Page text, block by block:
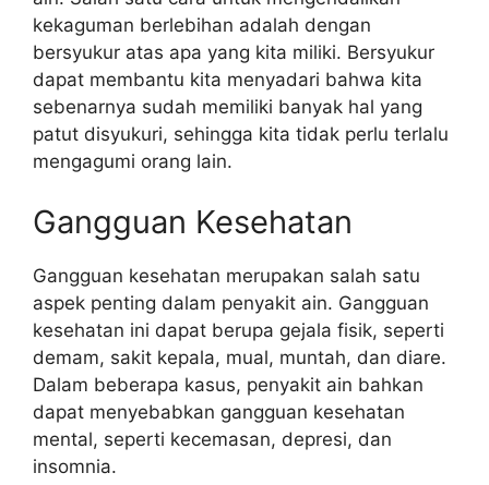
kekaguman berlebihan adalah dengan
bersyukur atas apa yang kita miliki. Bersyukur
dapat membantu kita menyadari bahwa kita
sebenarnya sudah memiliki banyak hal yang
patut disyukuri, sehingga kita tidak perlu terlalu
mengagumi orang lain.
Gangguan Kesehatan
Gangguan kesehatan merupakan salah satu
aspek penting dalam penyakit ain. Gangguan
kesehatan ini dapat berupa gejala fisik, seperti
demam, sakit kepala, mual, muntah, dan diare.
Dalam beberapa kasus, penyakit ain bahkan
dapat menyebabkan gangguan kesehatan
mental, seperti kecemasan, depresi, dan
insomnia.